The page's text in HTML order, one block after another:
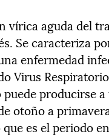
vírica aguda del
Se caracteriza
enfermedad
Virus
producirse
otoño a
es el periodo